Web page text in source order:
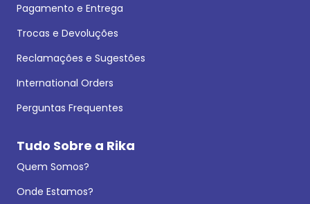
Pagamento e Entrega
Trocas e Devoluções
Reclamações e Sugestões
International Orders
Perguntas Frequentes
Tudo Sobre a Rika
Quem Somos?
Onde Estamos?